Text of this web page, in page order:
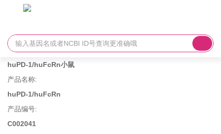
huPD-1/huFcRn小鼠
产品名称:
huPD-1/huFcRn
产品编号:
C002041